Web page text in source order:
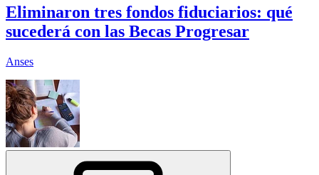
Eliminaron tres fondos fiduciarios: qué
sucederá con las Becas Progresar
Anses